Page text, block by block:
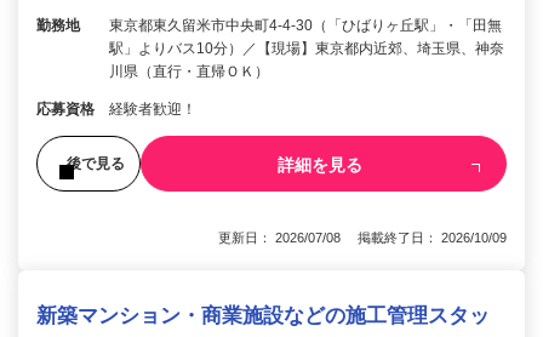
勤務地
東京都東久留米市中央町4-4-30（「ひばりヶ丘駅」・「田無
駅」よりバス10分）／【現場】東京都内近郊、埼玉県、神奈
川県（直行・直帰ＯＫ）
応募資格 経験者歓迎！
後で見る 詳細を見る
更新日： 2026/07/08 掲載終了日： 2026/10/09
新築マンション・商業施設などの施工管理スタッ